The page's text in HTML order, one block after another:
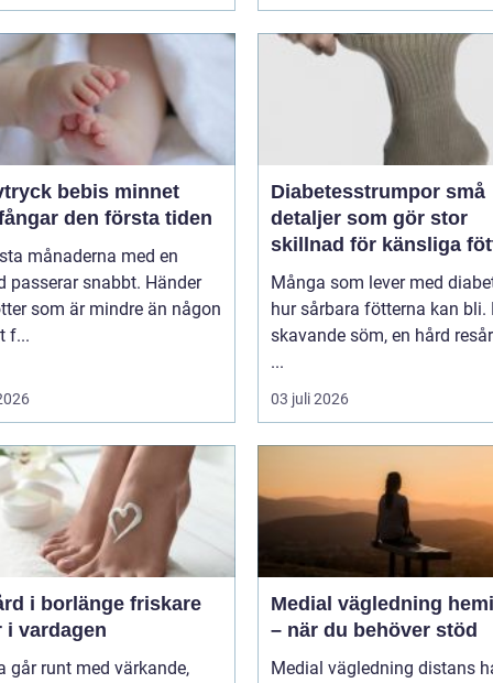
bebis minnet
den första tiden
månaderna med en
passerar snabbt. Händer
som är mindre än någon
f...
Diabetesstrumpor små
detaljer som gör stor
skillnad för känsliga
Många som lever med
hur sårbara fötterna kan bli.
skavande söm, en hård
...
03 juli 2026
i borlänge friskare
i vardagen
går runt med värkande,
Medial vägledning
– när du behöver stöd
Medial vägledning distans